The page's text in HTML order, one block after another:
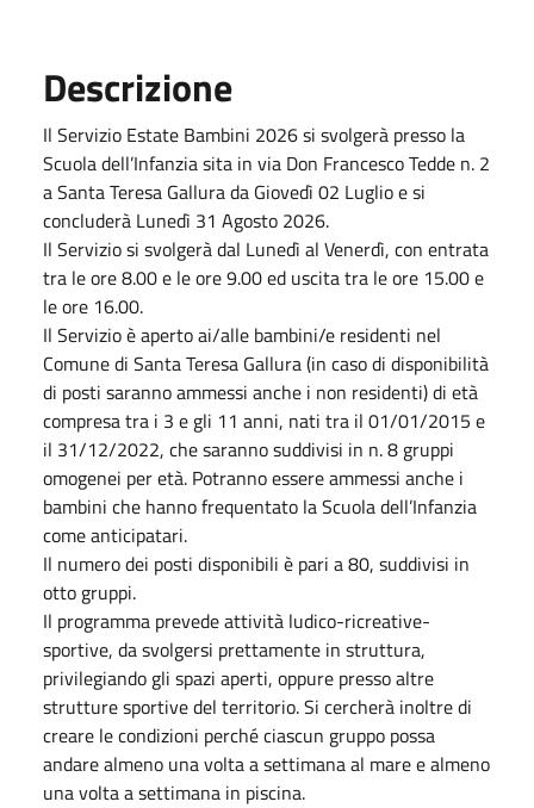
Descrizione
Il Servizio Estate Bambini 2026 si svolgerà presso la
Scuola dell’Infanzia sita in via Don Francesco Tedde n. 2
a Santa Teresa Gallura da Giovedì 02 Luglio e si
concluderà Lunedì 31 Agosto 2026.
Il Servizio si svolgerà dal Lunedì al Venerdì, con entrata
tra le ore 8.00 e le ore 9.00 ed uscita tra le ore 15.00 e
le ore 16.00.
Il Servizio è aperto ai/alle bambini/e residenti nel
Comune di Santa Teresa Gallura (in caso di disponibilità
di posti saranno ammessi anche i non residenti) di età
compresa tra i 3 e gli 11 anni, nati tra il 01/01/2015 e
il 31/12/2022, che saranno suddivisi in n. 8 gruppi
omogenei per età. Potranno essere ammessi anche i
bambini che hanno frequentato la Scuola dell’Infanzia
come anticipatari.
Il numero dei posti disponibili è pari a 80, suddivisi in
otto gruppi.
Il programma prevede attività ludico-ricreative-
sportive, da svolgersi prettamente in struttura,
privilegiando gli spazi aperti, oppure presso altre
strutture sportive del territorio. Si cercherà inoltre di
creare le condizioni perché ciascun gruppo possa
andare almeno una volta a settimana al mare e almeno
una volta a settimana in piscina.